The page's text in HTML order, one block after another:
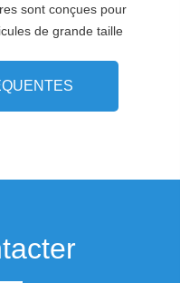
sont conçues pour
de grande taille